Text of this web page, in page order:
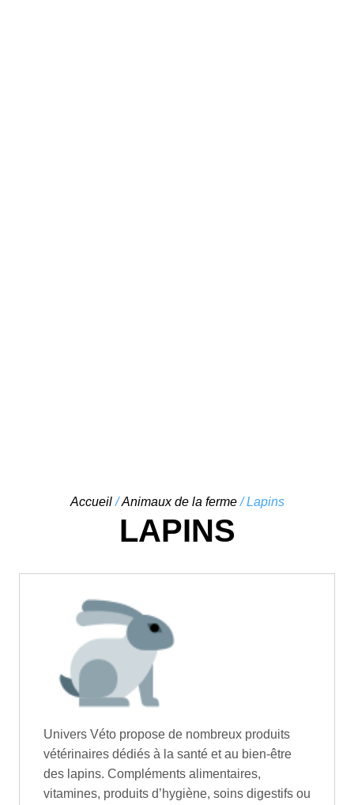
Accueil/Animaux de la ferme/ Lapins
LAPINS
Univers Véto propose de nombreux produits
vétérinaires dédiés à la santé et au bien-être
des lapins. Compléments alimentaires,
vitamines, produits d’hygiène, soins digestifs ou